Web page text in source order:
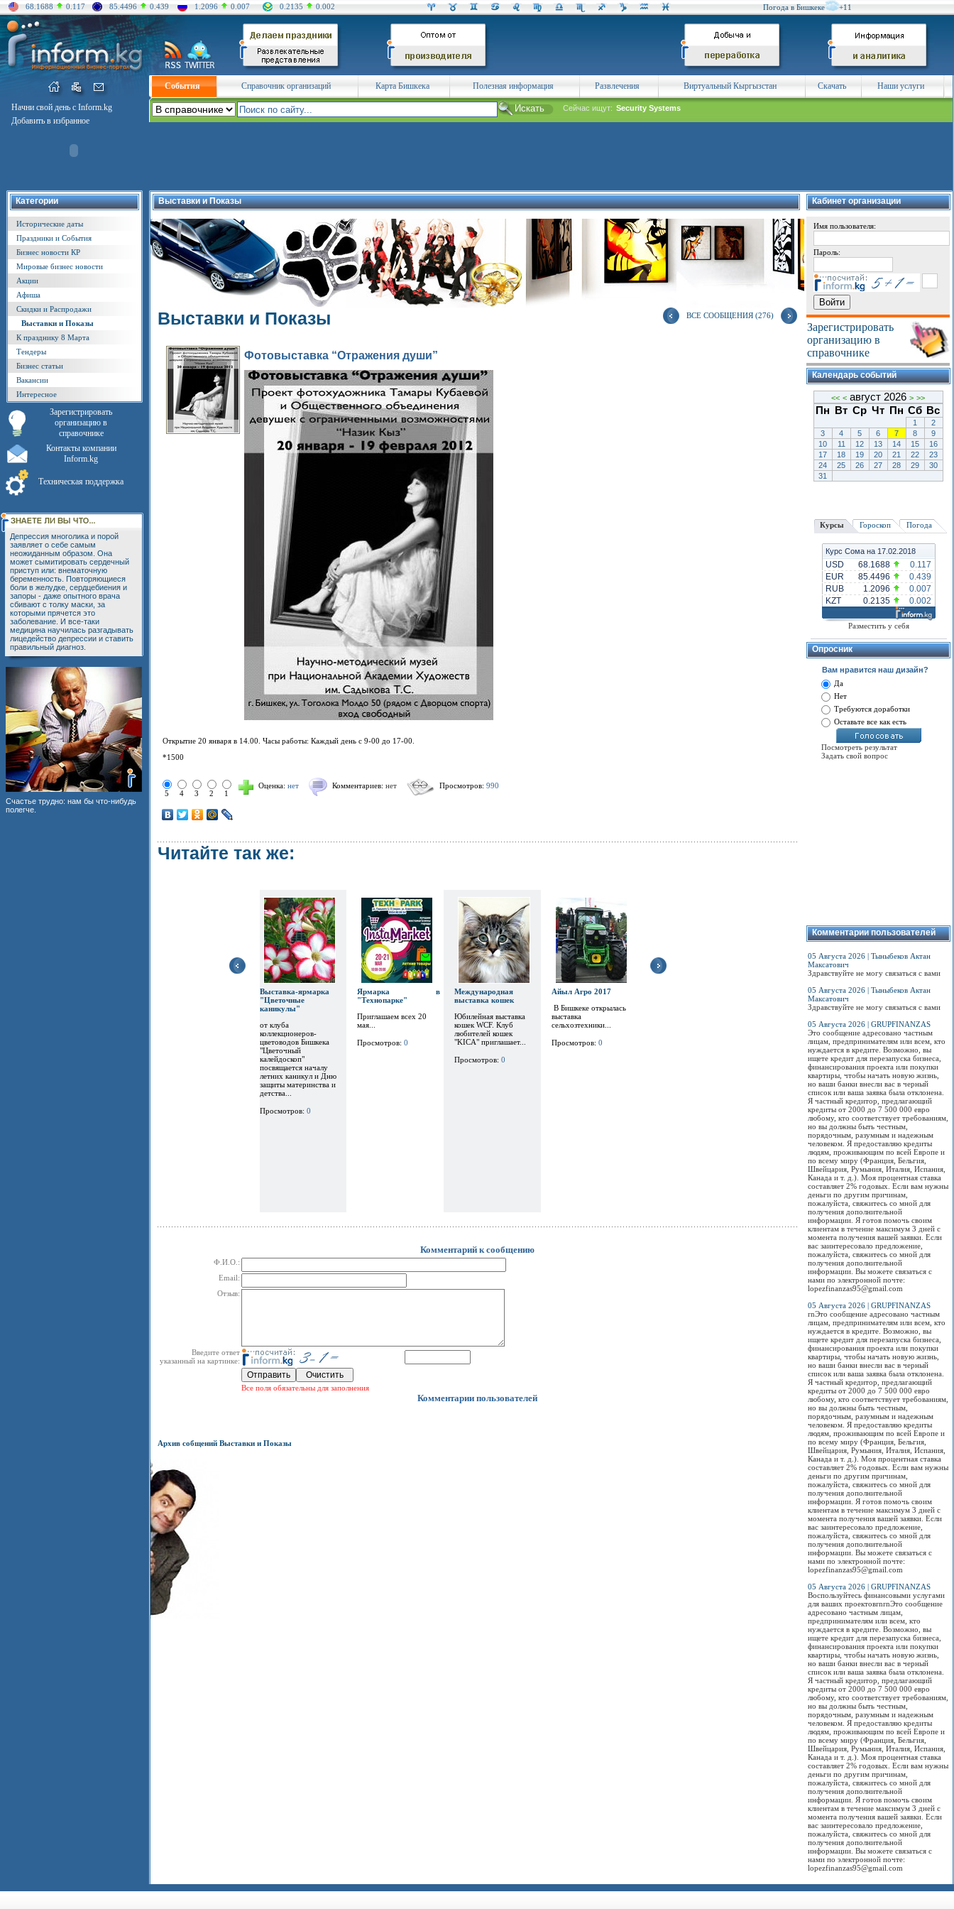
68.1688 0.117 85.4496 0.439 1.2096 0.007 0.2135 0.002 Погода в Бишкеке +11
Начни свой день с Inform.kg
Добавить в избранное
События Справочник организаций Карта Бишкека Полезная информация Развлечения Виртуальный Кыргызстан Скачать Наши услуги
Сейчас ищут: Security Systems
Категории
Исторические даты
Праздники и События
Бизнес новости КР
Мировые бизнес новости
Акции
Афиша
Скидки и Распродажи
Выставки и Показы
К празднику 8 Марта
Тендеры
Бизнес статьи
Вакансии
Интересное
Зарегистрировать
организацию в
справочнике
Контакты компании
Inform.kg
Техническая поддержка
Депрессия многолика и порой
заявляет о себе самым
неожиданным образом. Она
может сымитировать сердечный
приступ или: внематочную
беременность. Повторяющиеся
боли в желудке, сердцебиения и
запоры - даже опытного врача
сбивают с толку маски, за
которыми прячется это
заболевание. И все-таки
медицина научилась разгадывать
лицедейство депрессии и ставить
правильный диагноз.
Счастье трудно: нам бы что-нибудь
полегче.
Выставки и Показы
Выставки и Показы ВСЕ СООБЩЕНИЯ (276)
Фотовыставка “Отражения души”
Открытие 20 января в 14.00. Часы работы: Каждый день с 9-00 до 17-00.
*1500
5 4 3 2 1
Оценка: нет Комментариев: нет Просмотров: 990
Читайте так же:
Выставка-ярмарка
"Цветочные
каникулы"
от клуба
коллекционеров-
цветоводов Бишкека
"Цветочный
калейдоскоп"
посвящается началу
летних каникул и Дню
защиты материнства и
детства...
Просмотров: 0
Ярмарка в
"Технопарке"
Приглашаем всех 20
мая...
Просмотров: 0
Международная
выставка кошек
Юбилейная выставка
кошек WCF. Клуб
любителей кошек
"KICA" приглашает...
Просмотров: 0
Айыл Агро 2017
В Бишкеке открылась
выставка
сельхозтехники...
Просмотров: 0
International Tourism
Fair-Exhibition- 2017»
На Иссык-Куле пройдет
выставка-ярмарка...
Выставка-ярмарка
"Цветочный
калейдоскоп"
Юбилейная выставка-
ярмарка комнатных
цветов и растений от
клуба коллекционеров-
цветоводов Бишкека...
Просмотров:0
Комментарий к сообщению
Ф.И.О.:
Email:
Отзыв:
Введите ответ
указанный на картинке:
Все поля обязательны для заполнения
Комментарии пользователей
Архив собщений Выставки и Показы
Кабинет организации
Имя пользователя:
Пароль:
Зарегистрировать
организацию в
справочнике
Календарь событий
<< < август 2026 > >>
Пн Вт Ср Чт Пн Сб Вс
1
2
3
4 5 6 7 8
9
10
11 12 13 14 15
16
17
18 19 20 21 22
23
24
25 26 27 28 29
30
31
Курсы Гороскоп Погода
Курс Сома на 17.02.2018
USD 68.1688
0.117
EUR
85.4496
0.439
RUB
1.2096
0.007
KZT
0.2135 0.002
Разместить у себя
Опросник
Вам нравится наш дизайн?
Да
Нет
Требуются доработки
Оставьте все как есть
Посмотреть результат
Задать свой вопрос
Комментарии пользователей
05 Августа 2026 | Тыныбеков Актан
Максатович
Здравствуйте не могу связаться с вами
05 Августа 2026 | Тыныбеков Актан
Максатович
Здравствуйте не могу связаться с вами
05 Августа 2026 | GRUPFINANZAS
Это сообщение адресовано частным
лицам, предпринимателям или всем, кто
нуждается в кредите. Возможно, вы
ищете кредит для перезапуска бизнеса,
финансирования проекта или покупки
квартиры, чтобы начать новую жизнь,
но ваши банки внесли вас в черный
список или ваша заявка была отклонена.
Я частный кредитор, предлагающий
кредиты от 2000 до 7 500 000 евро
любому, кто соответствует требованиям,
но вы должны быть честным,
порядочным, разумным и надежным
человеком. Я предоставляю кредиты
людям, проживающим по всей Европе и
по всему миру (Франция, Бельгия,
Швейцария, Румыния, Италия, Испания,
Канада и т. д.). Моя процентная ставка
составляет 2% годовых. Если вам нужны
деньги по другим причинам,
пожалуйста, свяжитесь со мной для
получения дополнительной
информации. Я готов помочь своим
клиентам в течение максимум 3 дней с
момента получения вашей заявки. Если
вас заинтересовало предложение,
пожалуйста, свяжитесь со мной для
получения дополнительной
информации. Вы можете связаться с
нами по электронной почте:
lopezfinanzas95@gmail.com
05 Августа 2026 | GRUPFINANZAS
rnЭто сообщение адресовано частным
лицам, предпринимателям или всем, кто
нуждается в кредите. Возможно, вы
ищете кредит для перезапуска бизнеса,
финансирования проекта или покупки
квартиры, чтобы начать новую жизнь,
но ваши банки внесли вас в черный
список или ваша заявка была отклонена.
Я частный кредитор, предлагающий
кредиты от 2000 до 7 500 000 евро
любому, кто соответствует требованиям,
но вы должны быть честным,
порядочным, разумным и надежным
человеком. Я предоставляю кредиты
людям, проживающим по всей Европе и
по всему миру (Франция, Бельгия,
Швейцария, Румыния, Италия, Испания,
Канада и т. д.). Моя процентная ставка
составляет 2% годовых. Если вам нужны
деньги по другим причинам,
пожалуйста, свяжитесь со мной для
получения дополнительной
информации. Я готов помочь своим
клиентам в течение максимум 3 дней с
момента получения вашей заявки. Если
вас заинтересовало предложение,
пожалуйста, свяжитесь со мной для
получения дополнительной
информации. Вы можете связаться с
нами по электронной почте:
lopezfinanzas95@gmail.com
05 Августа 2026 | GRUPFINANZAS
Воспользуйтесь финансовыми услугами
для ваших проектовrnrnЭто сообщение
адресовано частным лицам,
предпринимателям или всем, кто
нуждается в кредите. Возможно, вы
ищете кредит для перезапуска бизнеса,
финансирования проекта или покупки
квартиры, чтобы начать новую жизнь,
но ваши банки внесли вас в черный
список или ваша заявка была отклонена.
Я частный кредитор, предлагающий
кредиты от 2000 до 7 500 000 евро
любому, кто соответствует требованиям,
но вы должны быть честным,
порядочным, разумным и надежным
человеком. Я предоставляю кредиты
людям, проживающим по всей Европе и
по всему миру (Франция, Бельгия,
Швейцария, Румыния, Италия, Испания,
Канада и т. д.). Моя процентная ставка
составляет 2% годовых. Если вам нужны
деньги по другим причинам,
пожалуйста, свяжитесь со мной для
получения дополнительной
информации. Я готов помочь своим
клиентам в течение максимум 3 дней с
момента получения вашей заявки. Если
вас заинтересовало предложение,
пожалуйста, свяжитесь со мной для
получения дополнительной
информации. Вы можете связаться с
нами по электронной почте:
lopezfinanzas95@gmail.com